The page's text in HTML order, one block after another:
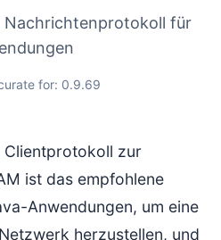
AKZEPTIEREN
Optionen
Nachrichtenprotokoll für
for: 0.9.69
Clientprotokoll zur
ist das empfohlene
Anwendungen, um eine
herzustellen, und